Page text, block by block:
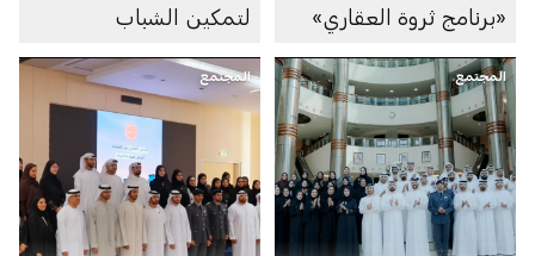
«برنامج ثروة العقاري»
لتمكين الشباب
المجتمع المجتمع